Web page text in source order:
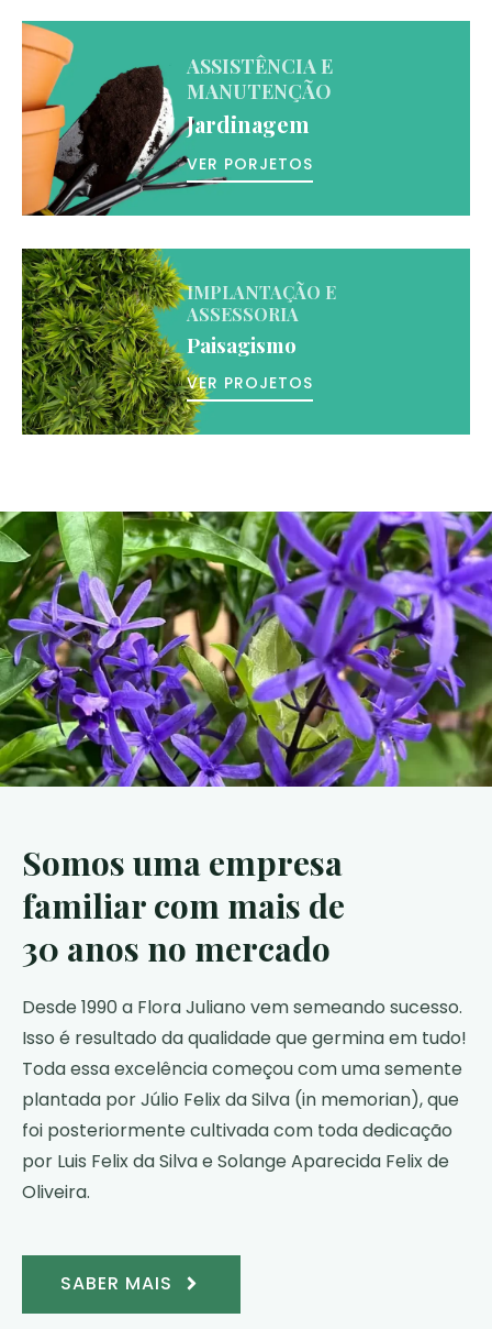
ASSISTÊNCIA E
MANUTENÇÃO
Jardinagem
VER PORJETOS
IMPLANTAÇÃO E
ASSESSORIA
Paisagismo
VER PROJETOS
Somos uma empresa
familiar com mais de
30 anos no mercado
Desde 1990 a Flora Juliano vem semeando sucesso.
Isso é resultado da qualidade que germina em tudo!
Toda essa excelência começou com uma semente
plantada por Júlio Felix da Silva (in memorian), que
foi posteriormente cultivada com toda dedicação
por Luis Felix da Silva e Solange Aparecida Felix de
Oliveira.
SABER MAIS